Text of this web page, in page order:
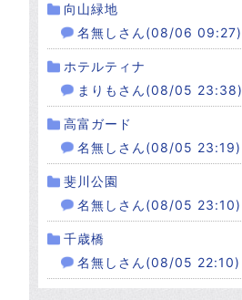
向山緑地
名無しさん(08/06 09:27)
ホテルティナ
まりもさん(08/05 23:38)
高富ガード
名無しさん(08/05 23:19)
斐川公園
名無しさん(08/05 23:10)
千歳橋
名無しさん(08/05 22:10)